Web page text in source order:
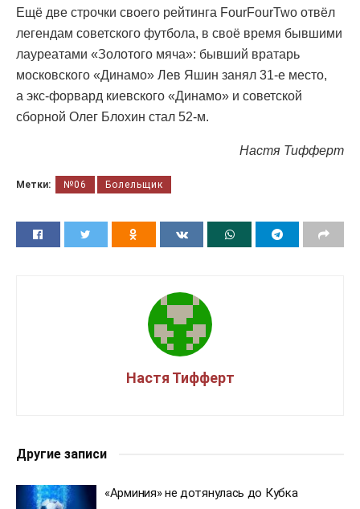
Ещё две строчки своего рейтинга FourFourTwo отвёл
легендам советского футбола, в своё время бывшими
лауреатами «Золотого мяча»: бывший вратарь
московского «Динамо» Лев Яшин занял 31-е место,
а экс-форвард киевского «Динамо» и советской
сборной Олег Блохин стал 52-м.
Настя Тифферт
Метки: №06 Болельщик
Настя Тифферт
Другие записи
«Арминия» не дотянулась до Кубка